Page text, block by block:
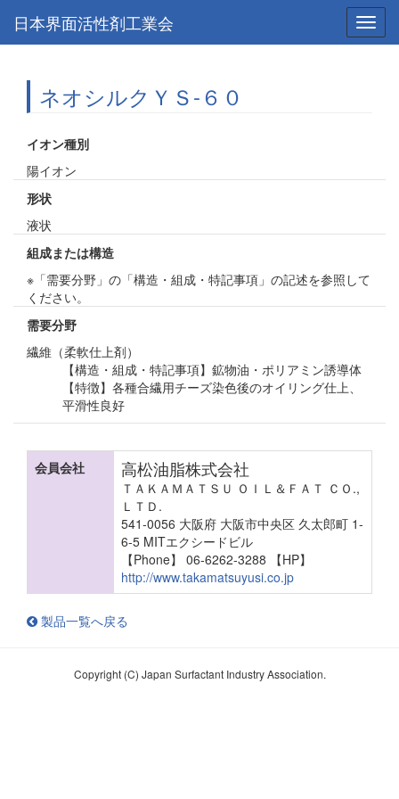
日本界面活性剤工業会
ネオシルクＹＳ-６０
イオン種別
陽イオン
形状
液状
組成または構造
※「需要分野」の「構造・組成・特記事項」の記述を参照して
ください。
需要分野
繊維（柔軟仕上剤）
【構造・組成・特記事項】鉱物油・ポリアミン誘導体
【特徴】各種合繊用チーズ染色後のオイリング仕上、
平滑性良好
会員会社 高松油脂株式会社
ＴＡＫＡＭＡＴＳＵ ＯＩＬ＆ＦＡＴ ＣＯ.,
ＬＴＤ.
541-0056 大阪府 大阪市中央区 久太郎町 1-
6-5 MITエクシードビル
【Phone】 06-6262-3288
【HP】
http://www.takamatsuyusi.co.jp
製品一覧へ戻る
Copyright (C) Japan Surfactant Industry Association.